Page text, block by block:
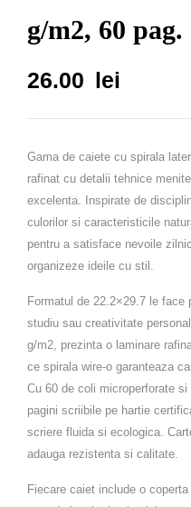
g/m2, 60
26.00 lei
Gama de caiete cu spirala
rafinat cu detalii tehnice
excelenta. Inspirate de
culorilor si caracteristicile
pentru a satisface nevoile
organizeze ideile cu stil.
Formatul de 22.2×29.7 le face
studiu sau creativitate
g/m2, prezinta o laminare
ce spirala wire-o garanteaza
Cu 60 de coli microperforate
pagini scriibile pe hartie
scriere fluida si ecologica.
adauga rezistenta si calitate.
Fiecare caiet include o